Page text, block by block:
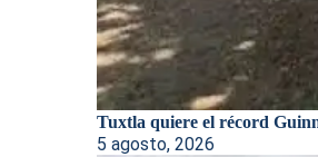
Tuxtla quiere el récord
5 agosto, 2026